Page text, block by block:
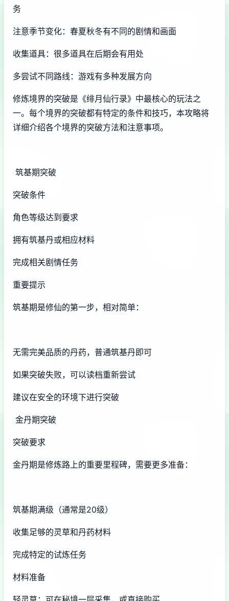
务
注意季节变化：春夏秋冬有不同的剧情和画面
收集道具：很多道具在后期会有用处
多尝试不同路线：游戏有多种发展方向
修炼境界的突破是《绯月仙行录》中最核心的玩法之
一。每个境界的突破都有特定的条件和技巧，本攻略将
详细介绍各个境界的突破方法和注意事项。
筑基期突破
突破条件
角色等级达到要求
拥有筑基丹或相应材料
完成相关剧情任务
重要提示
筑基期是修仙的第一步，相对简单：
无需完美品质的丹药，普通筑基丹即可
如果突破失败，可以读档重新尝试
建议在安全的环境下进行突破
金丹期突破
突破要求
金丹期是修炼路上的重要里程碑，需要更多准备：
筑基期满级（通常是20级）
收集足够的灵草和丹药材料
完成特定的试炼任务
材料准备